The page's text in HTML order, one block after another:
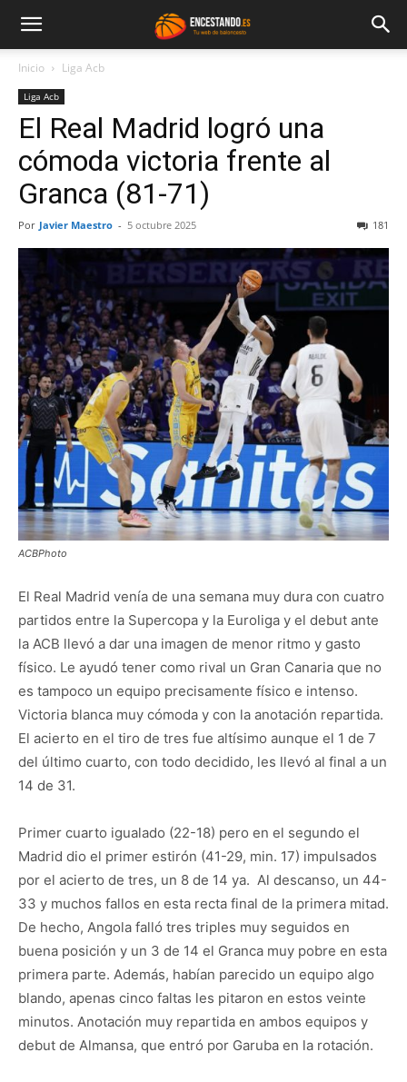
Inicio Liga Acb
Liga Acb
El Real Madrid logró una
cómoda victoria frente al
Granca (81-71)
Por Javier Maestro - 5 octubre 2025 181
ACBPhoto
El Real Madrid venía de una semana muy dura con cuatro
partidos entre la Supercopa y la Euroliga y el debut ante
la ACB llevó a dar una imagen de menor ritmo y gasto
físico. Le ayudó tener como rival un Gran Canaria que no
es tampoco un equipo precisamente físico e intenso.
Victoria blanca muy cómoda y con la anotación repartida.
El acierto en el tiro de tres fue altísimo aunque el 1 de 7
del último cuarto, con todo decidido, les llevó al final a un
14 de 31.
Primer cuarto igualado (22-18) pero en el segundo el
Madrid dio el primer estirón (41-29, min. 17) impulsados
por el acierto de tres, un 8 de 14 ya. Al descanso, un 44-
33 y muchos fallos en esta recta final de la primera mitad.
De hecho, Angola falló tres triples muy seguidos en
buena posición y un 3 de 14 el Granca muy pobre en esta
primera parte. Además, habían parecido un equipo algo
blando, apenas cinco faltas les pitaron en estos veinte
minutos. Anotación muy repartida en ambos equipos y
debut de Almansa, que entró por Garuba en la rotación.